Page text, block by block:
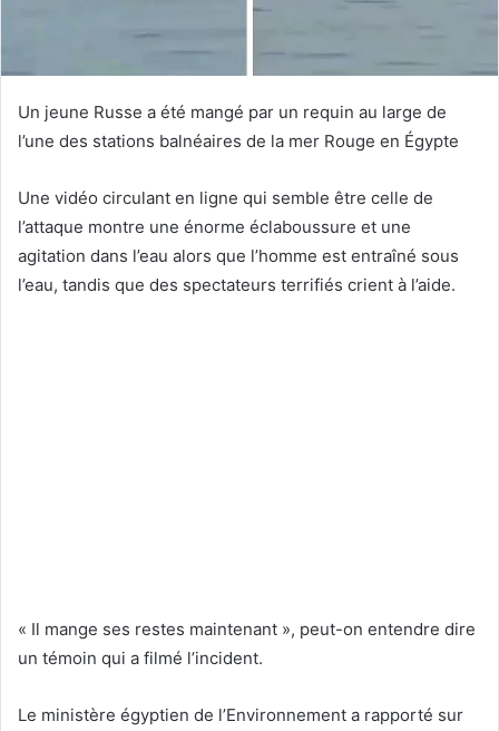
Un jeune Russe a été mangé par un requin au large de
l’une des stations balnéaires de la mer Rouge en Égypte
Une vidéo circulant en ligne qui semble être celle de
l’attaque montre une énorme éclaboussure et une
agitation dans l’eau alors que l’homme est entraîné sous
l’eau, tandis que des spectateurs terrifiés crient à l’aide.
« Il mange ses restes maintenant », peut-on entendre dire
un témoin qui a filmé l’incident.
Le ministère égyptien de l’Environnement a rapporté sur